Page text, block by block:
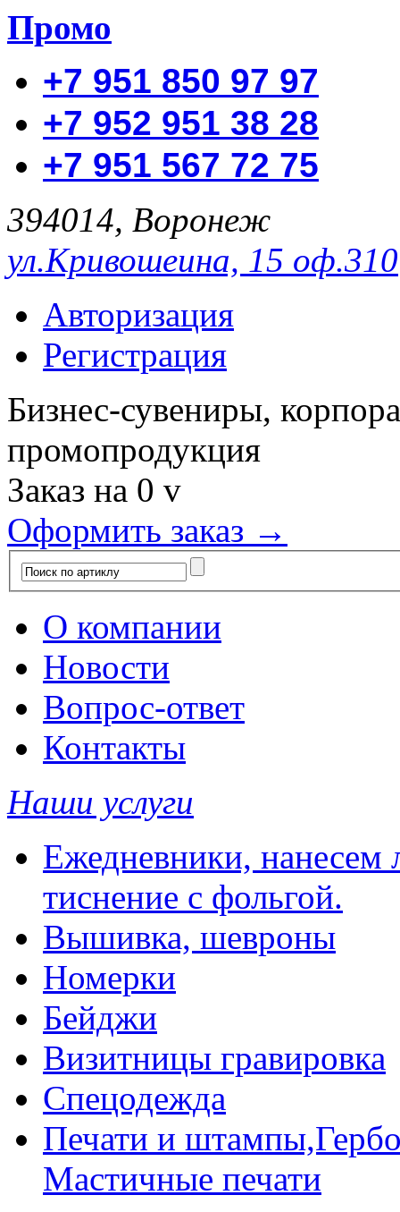
Промо
+7 951 850 97 97
+7 952 951 38 28
+7 951 567 72 75
394014, Воронеж
ул.Кривошеина, 15 оф.310
Авторизация
Регистрация
Бизнес-сувениры,
промопродукция
Заказ на 0 v
Оформить заказ →
О компании
Новости
Вопрос-ответ
Контакты
Наши услуги
Ежедневники, нанесем
тиснение с фольгой.
Вышивка, шевроны
Номерки
Бейджи
Визитницы гравировка
Спецодежда
Печати и
Мастичные печати